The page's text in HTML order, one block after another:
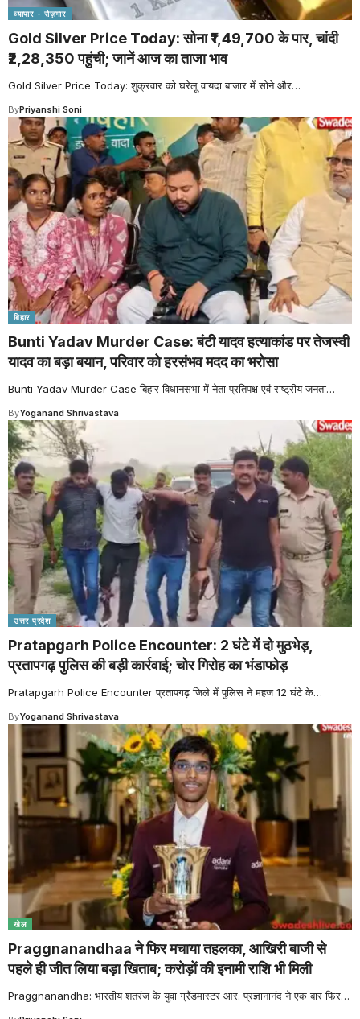
व्यापार - रोज़गार
Gold Silver Price Today: सोना ₹1,49,700 के पार, चांदी
₹2,28,350 पहुंची; जानें आज का ताजा भाव
Gold Silver Price Today: शुक्रवार को घरेलू वायदा बाजार में सोने और…
ByPriyanshi Soni
बिहार
Bunti Yadav Murder Case: बंटी यादव हत्याकांड पर तेजस्वी
यादव का बड़ा बयान, परिवार को हरसंभव मदद का भरोसा
Bunti Yadav Murder Case बिहार विधानसभा में नेता प्रतिपक्ष एवं राष्ट्रीय जनता…
ByYoganand Shrivastava
उत्तर प्रदेश
Pratapgarh Police Encounter: 2 घंटे में दो मुठभेड़,
प्रतापगढ़ पुलिस की बड़ी कार्रवाई; चोर गिरोह का भंडाफोड़
Pratapgarh Police Encounter प्रतापगढ़ जिले में पुलिस ने महज 12 घंटे के…
ByYoganand Shrivastava
खेल
Praggnanandhaa ने फिर मचाया तहलका, आखिरी बाजी से
पहले ही जीत लिया बड़ा खिताब; करोड़ों की इनामी राशि भी मिली
Praggnanandha: भारतीय शतरंज के युवा ग्रैंडमास्टर आर. प्रज्ञानानंद ने एक बार फिर…